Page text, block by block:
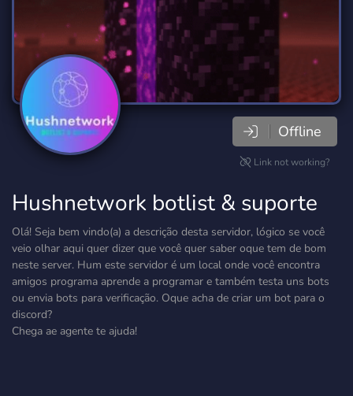
Offline
Link not working?
Hushnetwork botlist & suporte
Olá! Seja bem vindo(a) a descrição desta servidor, lógico se você
veio olhar aqui quer dizer que você quer saber oque tem de bom
neste server. Hum este servidor é um local onde você encontra
amigos programa aprende a programar e também testa uns bots
ou envia bots para verificação. Oque acha de criar um bot para o
discord?
Chega ae agente te ajuda!